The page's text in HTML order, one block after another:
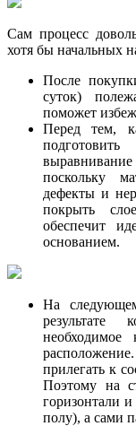
Сам процесс
хотя бы начальных
После
суток)
поможет
Перед тем,
поскольку
дефекты и
покрыть
обеспечит
основанием.
На
результате
прилегать к
Поэтому на
горизонтали и
полу), а сами